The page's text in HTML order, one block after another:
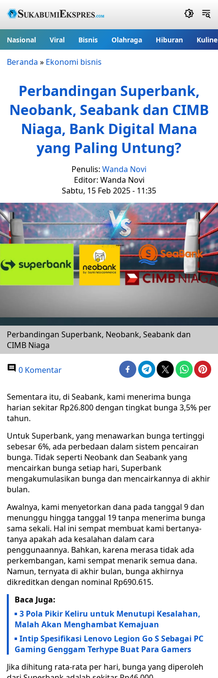
Nasional Viral Bisnis Olahraga Hiburan
Beranda » Ekonomi bisnis
Perbandingan Superbank,
Neobank, Seabank dan CIMB
Niaga, Bank Digital Mana
yang Paling Untung?
Penulis: Wanda Novi
Editor: Wanda Novi
Sabtu, 15 Feb 2025 - 11:35
Perbandingan Superbank, Neobank, Seabank dan
CIMB Niaga
0 Komentar
Sementara itu, di Seabank, kami menerima bunga
harian sekitar Rp26.800 dengan tingkat bunga 3,5% per
tahun.
Untuk Superbank, yang menawarkan bunga tertinggi
sebesar 6%, ada perbedaan dalam sistem pencairan
bunga. Tidak seperti Neobank dan Seabank yang
mencairkan bunga setiap hari, Superbank
mengakumulasikan bunga dan mencairkannya di akhir
bulan.
Awalnya, kami menyetorkan dana pada tanggal 9 dan
menunggu hingga tanggal 19 tanpa menerima bunga
sama sekali. Hal ini sempat membuat kami bertanya-
tanya apakah ada kesalahan dalam cara
penggunaannya. Bahkan, karena merasa tidak ada
perkembangan, kami sempat menarik semua dana.
Namun, ternyata di akhir bulan, bunga akhirnya
dikreditkan dengan nominal Rp690.615.
Baca Juga:
3 Pola Pikir Keliru untuk Menutupi Kesalahan,
Malah Akan Menghambat Kemajuan
Intip Spesifikasi Lenovo Legion Go S Sebagai PC
Gaming Genggam Terhype Buat Para Gamers
Jika dihitung rata-rata per hari, bunga yang diperoleh